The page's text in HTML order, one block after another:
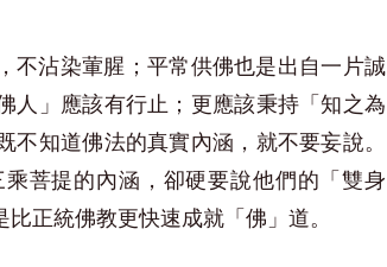
不沾染葷腥；平常供佛也是出自一片誠
人」應該有行止；更應該秉持「知之為
知道佛法的真實內涵，就不要妄說。
菩提的內涵，卻硬要說他們的「雙身
正統佛教更快速成就「佛」道。